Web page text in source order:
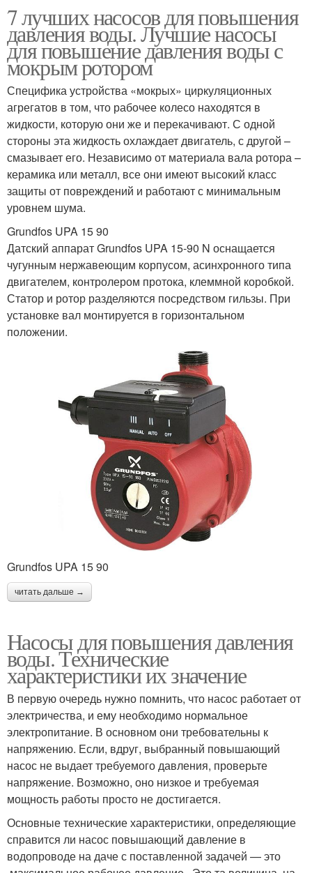
7 лучших насосов для повышения
давления воды. Лучшие насосы
для повышение давления воды с
мокрым ротором
Специфика устройства «мокрых» циркуляционных
агрегатов в том, что рабочее колесо находятся в
жидкости, которую они же и перекачивают. С одной
стороны эта жидкость охлаждает двигатель, с другой –
смазывает его. Независимо от материала вала ротора –
керамика или металл, все они имеют высокий класс
защиты от повреждений и работают с минимальным
уровнем шума.
Grundfos UPA 15 90
Датский аппарат Grundfos UPA 15-90 N оснащается
чугунным нержавеющим корпусом, асинхронного типа
двигателем, контролером протока, клеммной коробкой.
Статор и ротор разделяются посредством гильзы. При
установке вал монтируется в горизонтальном
положении.
Grundfos UPA 15 90
читать дальше →
Насосы для повышения давления
воды. Технические
характеристики их значение
В первую очередь нужно помнить, что насос работает от
электричества, и ему необходимо нормальное
электропитание. В основном они требовательны к
напряжению. Если, вдруг, выбранный повышающий
насос не выдает требуемого давления, проверьте
напряжение. Возможно, оно низкое и требуемая
мощность работы просто не достигается.
Основные технические характеристики, определяющие
справится ли насос повышающий давление в
водопроводе на даче с поставленной задачей — это